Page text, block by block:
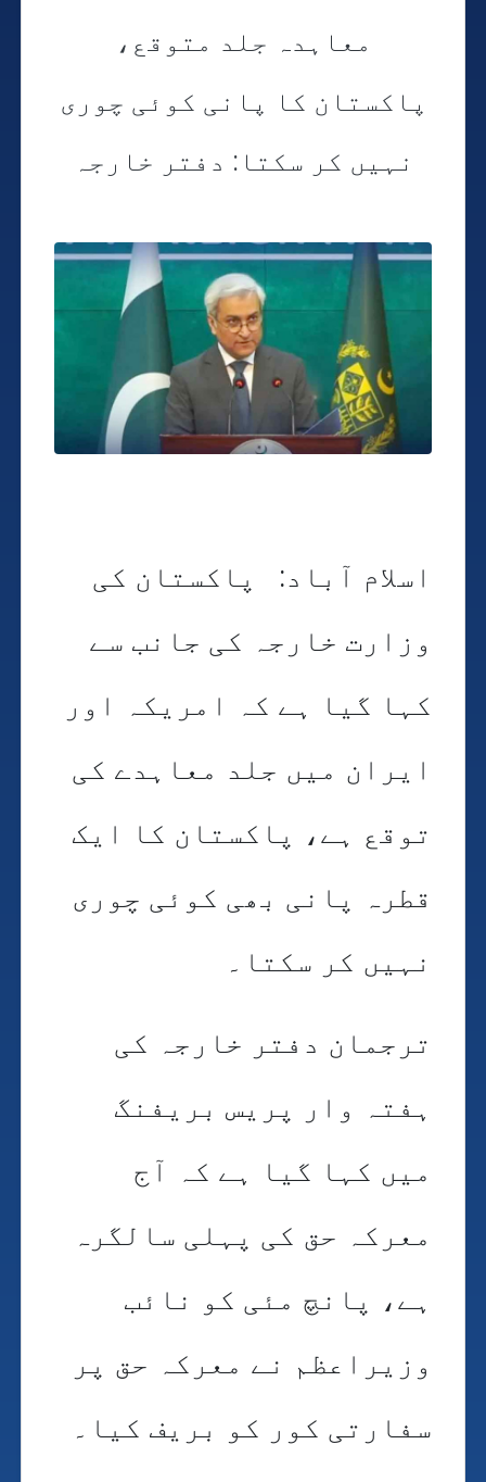
معاہدہ جلد متوقع،
پاکستان کا پانی کوئی چوری
نہیں کر سکتا: دفتر خارجہ
اسلام آباد: پاکستان کی
وزارت خارجہ کی جانب سے
کہا گیا ہے کہ امریکہ اور
ایران میں جلد معاہدے کی
توقع ہے، پاکستان کا ایک
قطرہ پانی بھی کوئی چوری
نہیں کر سکتا۔
ترجمان دفتر خارجہ کی
ہفتہ وار پریس بریفنگ
میں کہا گیا ہے کہ آج
معرکہ حق کی پہلی سالگرہ
ہے، پانچ مئی کو نائب
وزیراعظم نے معرکہ حق پر
سفارتی کور کو بریف کیا۔